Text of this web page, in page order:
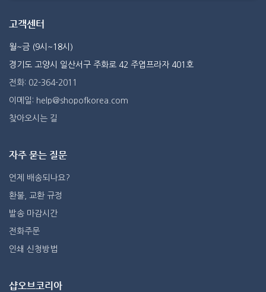
고객센터
월~금 (9시~18시)
경기도 고양시 일산서구 주화로 42 주엽프라자 401호
전화: 02-364-2011
이메일: help@shopofkorea.com
찾아오시는 길
자주 묻는 질문
언제 배송되나요?
환불, 교환 규정
발송 마감시간
전화주문
인쇄 신청방법
샵오브코리아